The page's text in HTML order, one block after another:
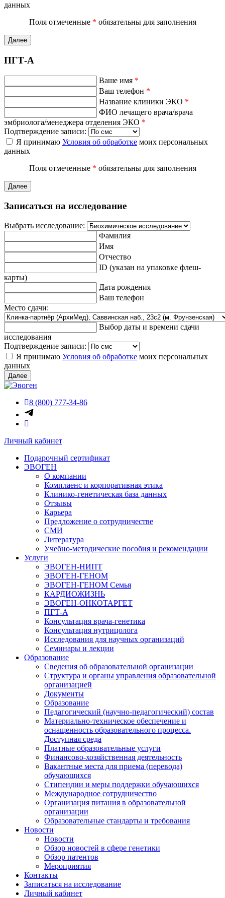
данных
Поля отмеченные * обязательны для заполнения
Далее
ПГТ-А
Ваше имя *
Ваш телефон *
Название клиники ЭКО *
ФИО лечащего врача/врача
эмбриолога/менеджера отделения ЭКО *
Подтверждение записи:
Я принимаю Условия об обработке моих персональных
данных
Поля отмеченные * обязательны для заполнения
Далее
Записаться на исследование
Выбрать исследование:
Фамилия
Имя
Отчество
ID (указан на упаковке флеш-
карты)
Дата рождения
Ваш телефон
Место сдачи:
Выбор даты и времени сдачи
исследования
Подтверждение записи:
Я принимаю Условия об обработке моих персональных
данных
Далее
8 (800) 777-34-86
Личный кабинет
Подарочный сертификат
ЭВОГЕН
О компании
Комплаенс и корпоративная этика
Клинико-генетическая база данных
Отзывы
Карьера
Предложение о сотрудничестве
СМИ
Литература
Учебно-методические пособия и рекомендации
Услуги
ЭВОГЕН-НИПТ
ЭВОГЕН-ГЕНОМ
ЭВОГЕН-ГЕНОМ Семья
КАРДИОЖИЗНЬ
ЭВОГЕН-ОНКОТАРГЕТ
ПГТ-А
Консультация врача-генетика
Консультация нутрицолога
Исследования для научных организаций
Семинары и лекции
Образование
Сведения об образовательной организации
Структура и органы управления образовательной
организацией
Документы
Образование
Педагогический (научно-педагогический) состав
Материально-техническое обеспечение и
оснащенность образовательного процесса.
Доступная среда
Платные образовательные услуги
Финансово-хозяйственная деятельность
Вакантные места для приема (перевода)
обучающихся
Стипендии и меры поддержки обучающихся
Международное сотрудничество
Организация питания в образовательной
организации
Образовательные стандарты и требования
Новости
Новости
Обзор новостей в сфере генетики
Обзор патентов
Мероприятия
Контакты
Записаться на исследование
Личный кабинет